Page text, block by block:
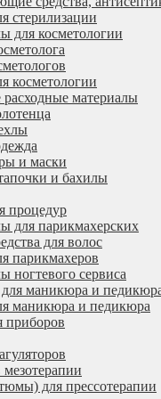
стерилизации
для косметологии
косметологии
материалы
и маски
и бахилы
процедур
для парикмахерских
для волос
парикмахеров
ногтевого сервиса
для маникюра и
маникюра и педикюра
приборов
для прессотерапии